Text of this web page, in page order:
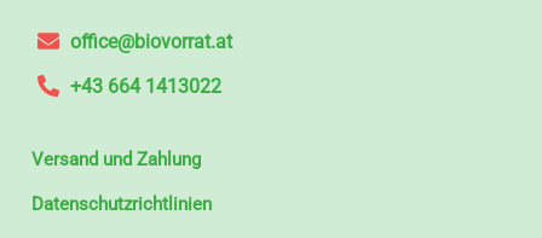
office@biovorrat.at
+43 664 1413022
Versand und Zahlung
Datenschutzrichtlinien